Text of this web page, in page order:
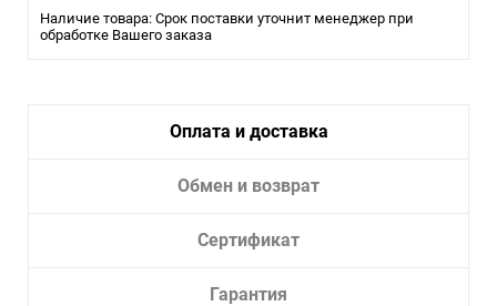
Наличие товара: Срок поставки уточнит менеджер при
обработке Вашего заказа
Оплата и доставка
Обмен и возврат
Сертификат
Гарантия